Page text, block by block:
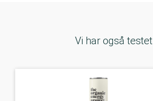
Vi har også testet